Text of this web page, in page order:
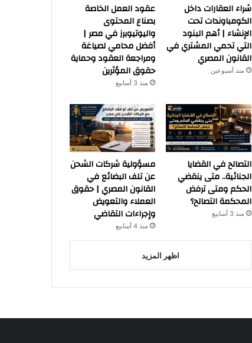
شراء العقارات داخل
الكومباوندات تحت
الإنشاء | أهم البنود
التي تحمي المشتري في
القانون المصري
منذ أسبوعين
عقود العمل الخاصة
بصناع المحتوى
واليوتيوبرز في مصر |
أفضل محامي لصياغة
ومراجعة العقود وحماية
حقوق المؤثرين
منذ 3 أسابيع
التصالح في القضايا
الجنائية.. متى ينقضي
الحكم ومتى ترفض
المحكمة التصالح؟
منذ 3 أسابيع
مسؤولية شركات الشحن
عن تلف البضائع في
القانون المصري | حقوق
العملاء والتعويض
وإجراءات التقاضي
منذ 4 أسابيع
اظهر المزيد